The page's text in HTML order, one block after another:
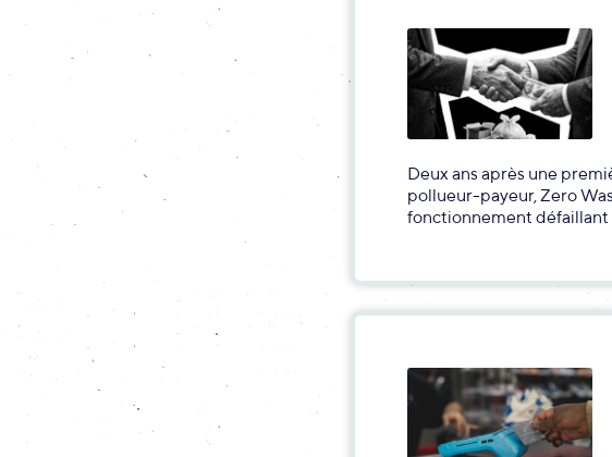
Deux ans après une
pollueur-payeur, Zero
fonctionnement défaillant